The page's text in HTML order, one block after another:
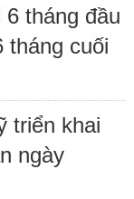
tháng đầu
tháng cuối
triển khai
ngày